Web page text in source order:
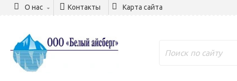
О нас Контакты Карта сайта